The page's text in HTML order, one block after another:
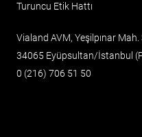
Turuncu Etik Hattı
Vialand AVM, Yeşilpınar
34065 Eyüpsultan/İstanbul
0 (216) 706 51 50